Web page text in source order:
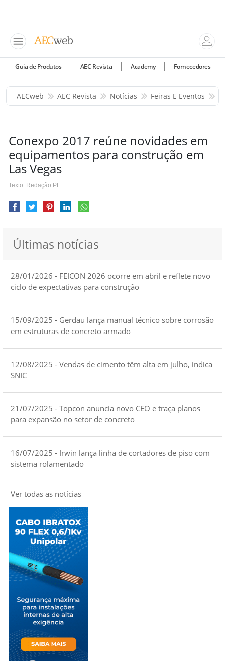
Guia de Produtos AEC Revista Academy Fornecedores
AECweb AEC Revista Notícias Feiras E Eventos
Conexpo 2017 reúne novidades em
equipamentos para construção em
Las Vegas
Texto: Redação PE
Últimas notícias
28/01/2026 - FEICON 2026 ocorre em abril e reflete novo
ciclo de expectativas para construção
15/09/2025 - Gerdau lança manual técnico sobre corrosão
em estruturas de concreto armado
12/08/2025 - Vendas de cimento têm alta em julho, indica
SNIC
21/07/2025 - Topcon anuncia novo CEO e traça planos
para expansão no setor de concreto
16/07/2025 - Irwin lança linha de cortadores de piso com
sistema rolamentado
Ver todas as notícias